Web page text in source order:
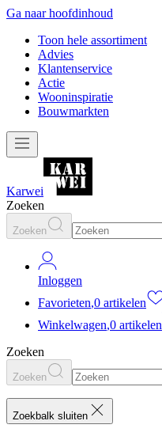
Ga naar hoofdinhoud
Toon hele assortiment
Advies
Klantenservice
Actie
Wooninspiratie
Bouwmarkten
Karwei
Zoeken
Zoeken
Inloggen
Favorieten,0 artikelen
Winkelwagen,0 artikelen
Zoeken
Zoeken
Zoekbalk sluiten